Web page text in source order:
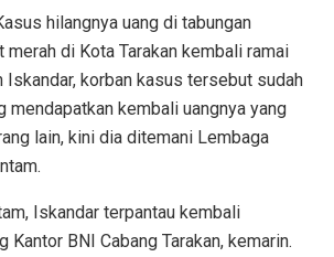
hilangnya uang di tabungan
merah di Kota Tarakan kembali ramai
Iskandar, korban kasus tersebut sudah
mendapatkan kembali uangnya yang
lain, kini dia ditemani Lembaga
Iskandar terpantau kembali
Kantor BNI Cabang Tarakan, kemarin.